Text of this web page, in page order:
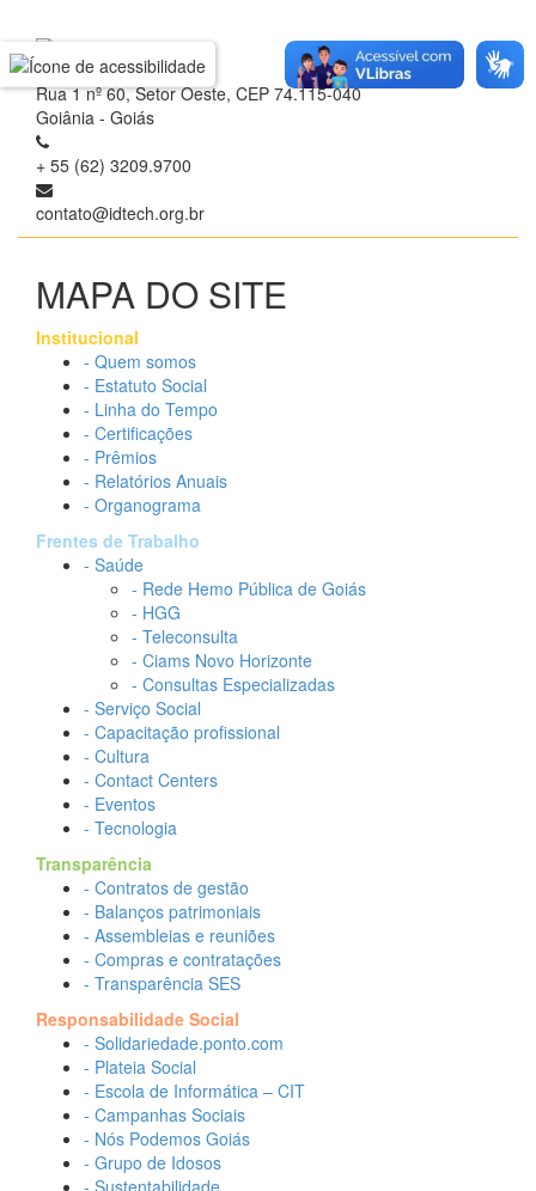
Rua 1 nº 60, Setor Oeste, CEP 74.115-040
Goiânia - Goiás
+ 55 (62) 3209.9700
contato@idtech.org.br
MAPA DO SITE
Institucional
- Quem somos
- Estatuto Social
- Linha do Tempo
- Certificações
- Prêmios
- Relatórios Anuais
- Organograma
Frentes de Trabalho
- Saúde
- Rede Hemo Pública de Goiás
- HGG
- Teleconsulta
- Ciams Novo Horizonte
- Consultas Especializadas
- Serviço Social
- Capacitação profissional
- Cultura
- Contact Centers
- Eventos
- Tecnologia
Transparência
- Contratos de gestão
- Balanços patrimoniais
- Assembleias e reuniões
- Compras e contratações
- Transparência SES
Responsabilidade Social
- Solidariedade.ponto.com
- Plateia Social
- Escola de Informática – CIT
- Campanhas Sociais
- Nós Podemos Goiás
- Grupo de Idosos